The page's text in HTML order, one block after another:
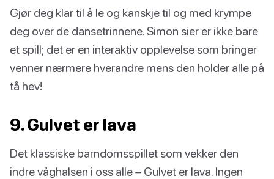
Gjør deg klar til å le og kanskje til og med krympe
deg over de dansetrinnene. Simon sier er ikke bare
et spill; det er en interaktiv opplevelse som bringer
venner nærmere hverandre mens den holder alle på
tå hev!
9. Gulvet er lava
Det klassiske barndomsspillet som vekker den
indre våghalsen i oss alle – Gulvet er lava. Ingen